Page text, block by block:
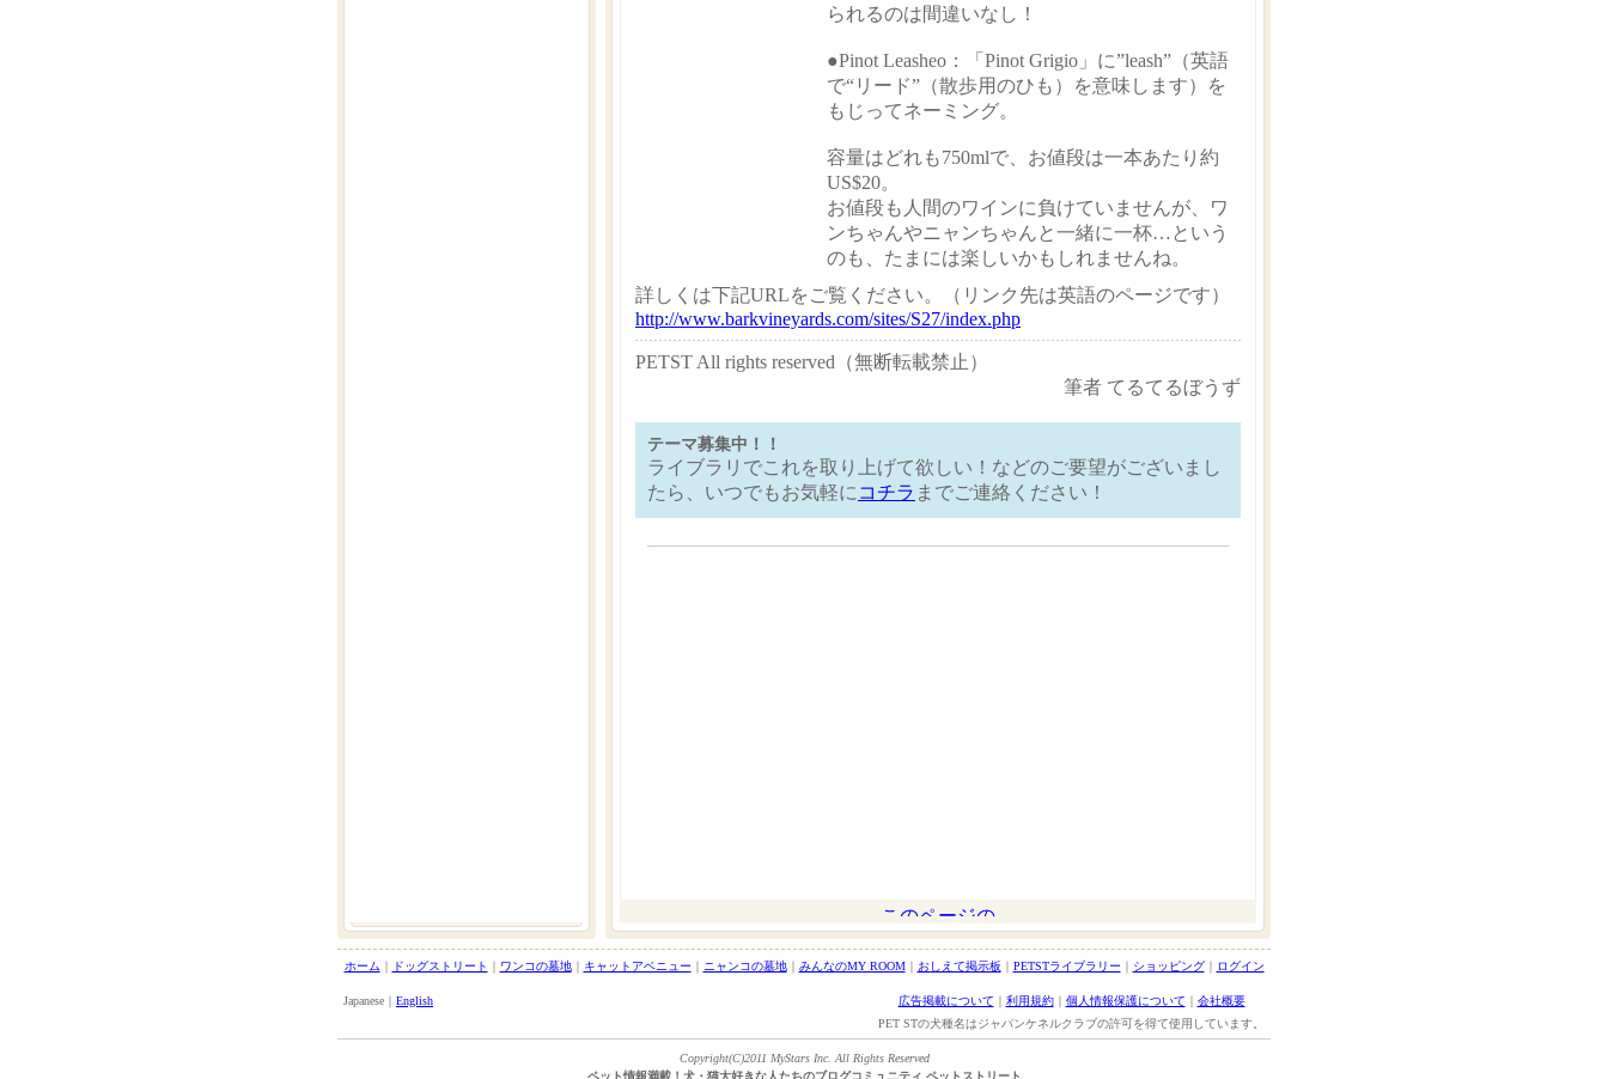
られるのは間違いなし！
●Pinot Leasheo ：「Pinot Grigio」に”leash”（英語
で“リード”（散歩用のひも）を意味します）を
もじってネーミング。
容量はどれも750mlで、お値段は一本あたり約
US$20。
お値段も人間のワインに負けていませんが、ワ
ンちゃんやニャンちゃんと一緒に一杯…という
のも、たまには楽しいかもしれませんね。
詳しくは下記URLをご覧ください。（リンク先は英語のページです）
http://www.barkvineyards.com/sites/S27/index.php
PETST All rights reserved（無断転載禁止）
筆者 てるてるぼうず
テーマ募集中！！
ライブラリでこれを取り上げて欲しい！などのご要望がございまし
たら、いつでもお気軽に コチラ までご連絡ください！
ホーム ｜ ドッグストリート ｜ ワンコの墓地｜ キャットアベニュー ｜ ニャンコの墓地｜ みんなのMY ROOM｜ おしえて掲示板 ｜ PETSTライブラリー ｜ ショッピング｜ ログイン
Japanese｜ English 広告掲載について ｜ 利用規約｜ 個人情報保護について ｜ 会社概要
PET STの犬種名はジャパンケネルクラブの許可を得て使用しています。
Copyright(C)2011 MyStars Inc. All Rights Reserved
ペット情報満載！犬・猫大好きな人たちのブログコミュニティ ペットストリート